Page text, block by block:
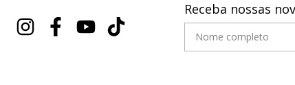
Receba nossas